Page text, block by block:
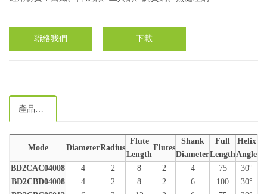
聯絡我們 下載
Mode DiameterRadius
Flute
Length
Flutes
Shank
Diameter
Full
Length
Helix
Angle
BD2CAC04008
4 2 8 2 4 75
30°
BD2CBD04008
4 2 8 2 6 100
30°